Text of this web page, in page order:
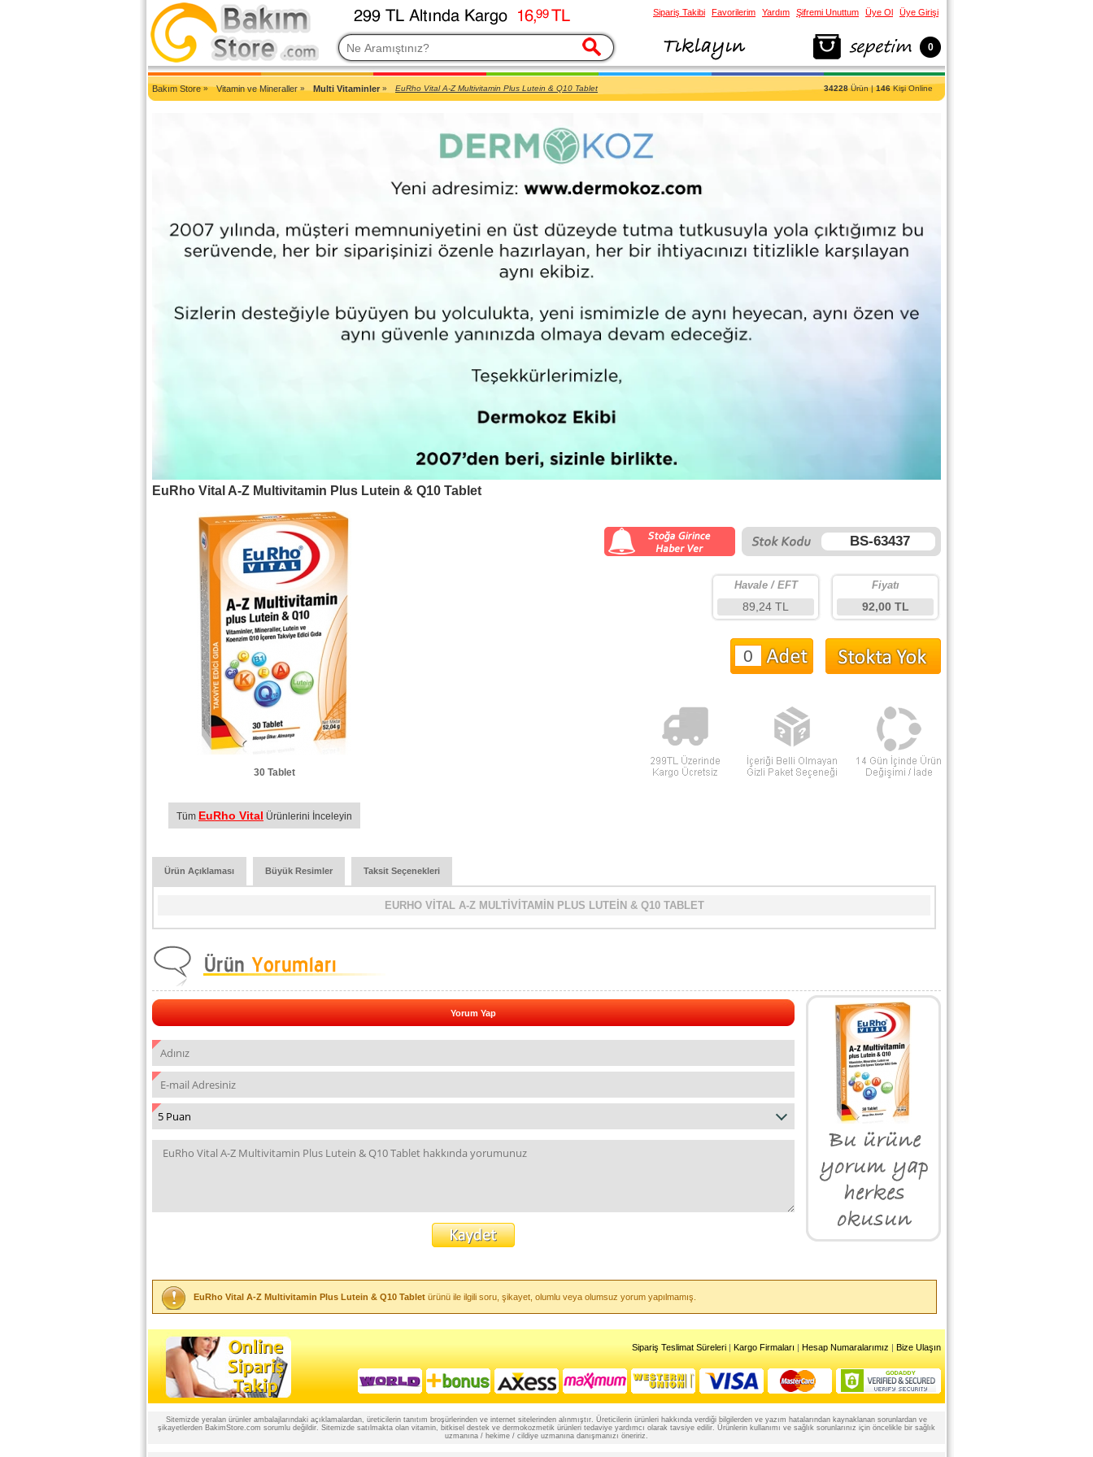
2007'den Beri Türkiye'nin En Güncel Bakım Ürünleri Eczane Sitesi
Bakım Store» Vitamin ve Mineraller » Multi Vitaminler » EuRho Vital A-Z Multivitamin Plus Lutein & Q10 Tablet 34228Ürün |146Kişi Online
EuRho Vital A-Z Multivitamin Plus Lutein & Q10 Tablet
30 Tablet
BS-63437
Fiyatı
92,00 TL
Havale / EFT
89,24 TL
Tüm EuRho Vital Ürünlerini İnceleyin
Ürün Açıklaması Büyük Resimler Taksit Seçenekleri
EURHO VİTAL A-Z MULTİVİTAMİN PLUS LUTEİN & Q10 TABLET
Yorum Yap
EuRho Vital A-Z Multivitamin Plus Lutein & Q10 Tablet ürünü ile ilgili soru, şikayet, olumlu veya olumsuz yorum yapılmamış.
Sipariş Teslimat Süreleri | Kargo Firmaları | Hesap Numaralarımız | Bize Ulaşın
Sitemizde yeralan ürünler ambalajlarındaki açıklamalardan, üreticilerin tanıtım broşürlerinden ve internet sitelerinden alınmıştır. Üreticilerin ürünleri hakkında verdiği bilgilerden ve yazım hatalarından kaynaklanan sorunlardan ve
şikayetlerden BakimStore.com sorumlu değildir. Sitemizde satılmakta olan vitamin, bitkisel destek ve dermokozmetik ürünleri tedaviye yardımcı olarak tavsiye edilir. Ürünlerin kullanımı ve sağlık sorunlarınız için öncelikle bir sağlık
uzmanına / hekime / cildiye uzmanına danışmanızı öneririz.
Sipariş Takibi Favorilerim Yardım Şifremi Unuttum Üye Ol Üye Girişi
0